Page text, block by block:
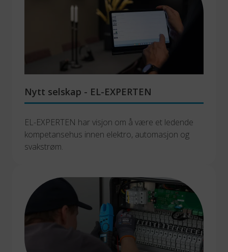
Nytt selskap - EL-EXPERTEN
EL-EXPERTEN har visjon om å være et ledende
kompetansehus innen elektro, automasjon og
svakstrøm.